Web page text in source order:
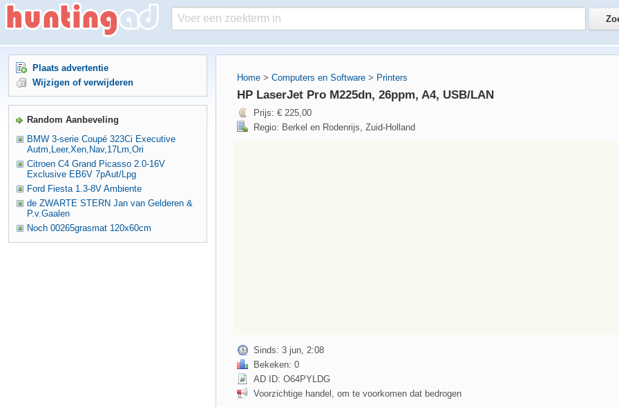
Home > Computers en Software > Printers
HP LaserJet Pro M225dn, 26ppm, A4, USB/LAN
Prijs: € 225,00
Regio: Berkel en Rodenrijs, Zuid-Holland
Sinds: 3 jun, 2:08
Bekeken: 0
AD ID: O64PYLDG
Voorzichtige handel, om te voorkomen dat bedrogen
Plaats advertentie
Wijzigen of verwijderen
Random Aanbeveling
BMW 3-serie Coupé 323Ci Executive
Autm,Leer,Xen,Nav,17Lm,Ori
Citroen C4 Grand Picasso 2.0-16V
Exclusive EB6V 7pAut/Lpg
Ford Fiesta 1.3-8V Ambiente
de ZWARTE STERN Jan van Gelderen &
P.v.Gaalen
Noch 00265grasmat 120x60cm